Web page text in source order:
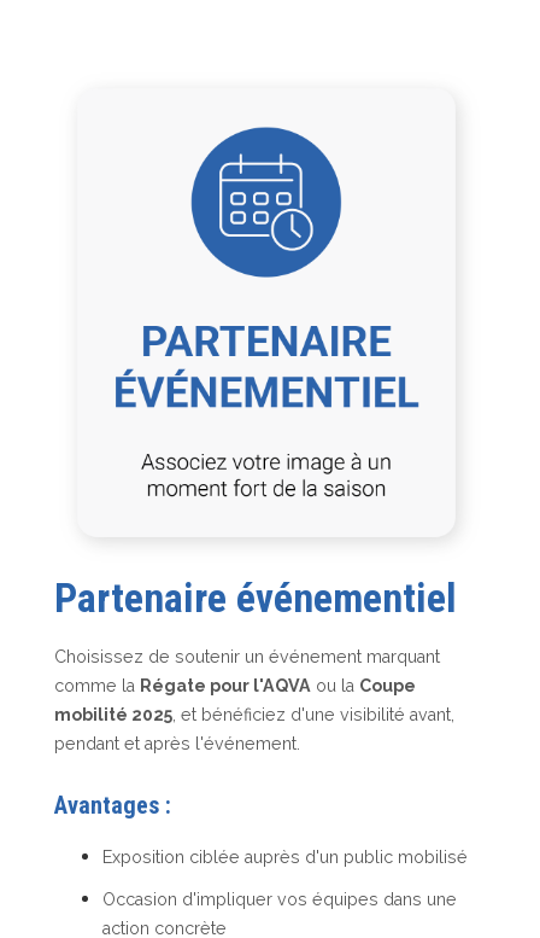
Partenaire événementiel
Choisissez de soutenir un événement marquant
comme la Régate pour l'AQVA ou la Coupe
mobilité 2025 , et bénéficiez d'une visibilité avant,
pendant et après l'événement.
Avantages :
Exposition ciblée auprès d'un public mobilisé
Occasion d'impliquer vos équipes dans une
action concrète